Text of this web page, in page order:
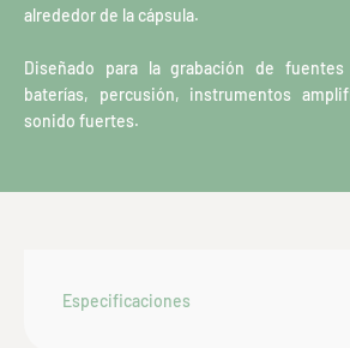
alrededor de la cápsula.
Diseñado para la grabación de
baterías, percusión, instrumentos
sonido fuertes.
Especificaciones